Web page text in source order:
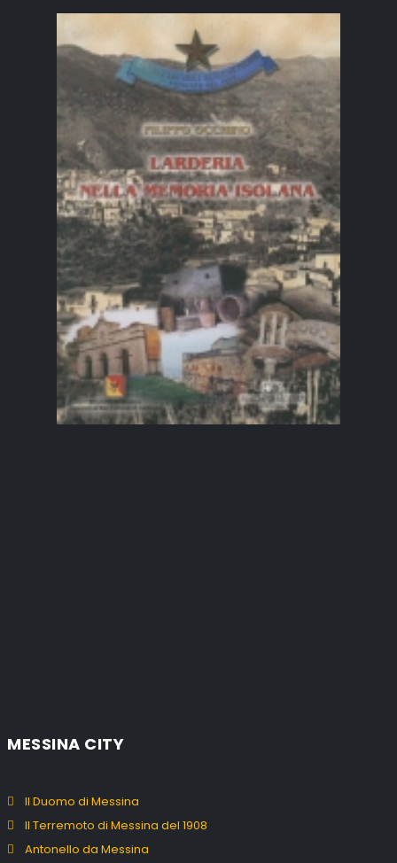
MESSINA CITY
Il Duomo di Messina
Il Terremoto di Messina del 1908
Antonello da Messina